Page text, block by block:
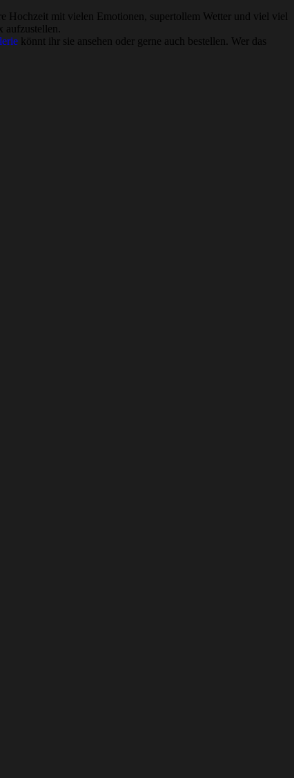
Hochzeit mit vielen Emotionen, supertollem Wetter und viel viel
könnt ihr sie ansehen oder gerne auch bestellen. Wer das